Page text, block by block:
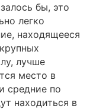
бы, это
легко
находящееся
лучше
место в
средние по
находиться в